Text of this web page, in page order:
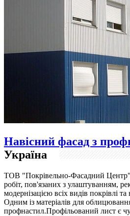
Навісний фасад з
Україна
ТОВ "Покрівельно-Фасадний
робіт, пов'язаних з улаштуванням,
модернізацією всіх видів покрівлі
Одним із матеріалів для
профнастил.Профільований лист є